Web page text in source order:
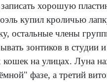
хорошую
купил кроличью
остальные члены
зонтиков в студии
на улицах. Луна
фазе, а третий